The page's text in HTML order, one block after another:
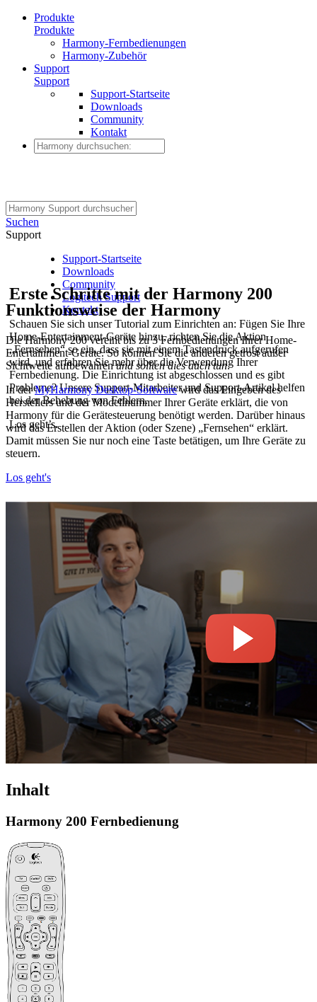
Produkte
Produkte
Harmony-Fernbedienungen
Harmony-Zubehör
Support
Support
Support-Startseite
Downloads
Community
Kontakt
Suchen
Support
Support-Startseite
Downloads
Community
Logitech Support
Kontakt
Erste Schritte mit der Harmony 200
Schauen Sie sich unser Tutorial zum Einrichten an: Fügen Sie Ihre
Home-Entertainment-Geräte hinzu, richten Sie die Aktion
„Fernsehen“ so ein, dass sie mit einem Tastendruck aufgerufen
wird, und erfahren Sie mehr über die Verwendung Ihrer
Fernbedienung. Die Einrichtung ist abgeschlossen und es gibt
Probleme? Unsere Support-Mitarbeiter und Support-Artikel helfen
bei der Behebung von Fehlern.
Los geht’s.
Funktionsweise der Harmony
Die Harmony 200 vereint bis zu 3 Fernbedienungen Ihrer Home-
Entertainment-Geräte. So können Sie die anderen getrost außer
Sichtweite aufbewahrenund sollten dies auch tun.
In derMyHarmony Desktop-Softwarewird das Eingeben des
Herstellers und der Modellnummer Ihrer Geräte erklärt, die von
Harmony für die Gerätesteuerung benötigt werden. Darüber hinaus
wird das Erstellen der Aktion (oder Szene) „Fernsehen“ erklärt.
Damit müssen Sie nur noch eine Taste betätigen, um Ihre Geräte zu
steuern.
Los geht's
Inhalt
Harmony 200 Fernbedienung